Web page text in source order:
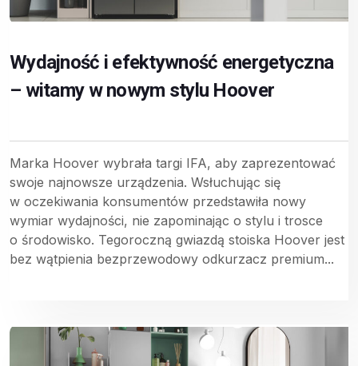
Wydajność i efektywność energetyczna
– witamy w nowym stylu Hoover
Marka Hoover wybrała targi IFA, aby zaprezentować
swoje najnowsze urządzenia. Wsłuchując się
w oczekiwania konsumentów przedstawiła nowy
wymiar wydajności, nie zapominając o stylu i trosce
o środowisko. Tegoroczną gwiazdą stoiska Hoover jest
bez wątpienia bezprzewodowy odkurzacz premium...